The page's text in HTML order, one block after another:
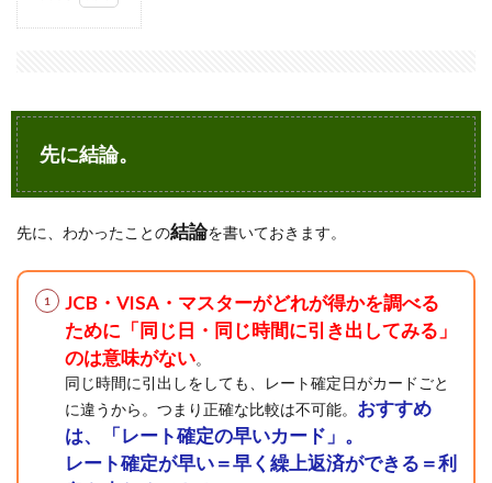
2
とれ
ータ
3
日の
為替
レー
先に結論。
先に、わかったことの結論を書いておきます。
JCB・VISA・マスターがどれが得かを調べる
ために「同じ日・同じ時間に引き出してみる」
のは意味がない。
同じ時間に引出しをしても、レート確定日がカードごと
に違うから。つまり正確な比較は不可能。 おすすめ
は、「レート確定の早いカード」。
レート確定が早い＝早く繰上返済ができる＝利